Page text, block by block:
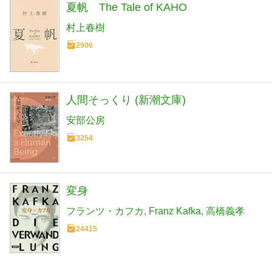
夏帆 The Tale of KAHO
村上春樹
2906
人間そっくり (新潮文庫)
安部公房
3254
変身
フランツ・カフカ Franz Kafka 高橋義孝
24415